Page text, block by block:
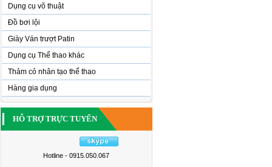
Dụng cụ võ thuật
Đồ bơi lội
Giày Ván trượt Patin
Dụng cụ Thể thao khác
Thảm cỏ nhân tạo thể thao
Hàng gia dụng
HỖ TRỢ TRỰC TUYẾN
Hotline - 0915.050.067